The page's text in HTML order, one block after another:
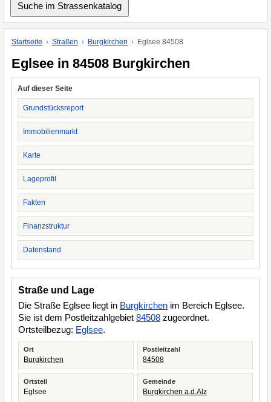
Startseite Straßen Burgkirchen Eglsee 84508
Eglsee in 84508 Burgkirchen
Auf dieser Seite
Grundstücksreport
Immobilienmarkt
Karte
Lageprofil
Fakten
Finanzstruktur
Datenstand
Straße und Lage
Die Straße Eglsee liegt in Burgkirchen im Bereich Eglsee.
Sie ist dem Postleitzahlgebiet 84508 zugeordnet.
Ortsteilbezug: Eglsee.
Ort
Burgkirchen
Postleitzahl
84508
Ortsteil
Eglsee
Gemeinde
Burgkirchen a.d.Alz